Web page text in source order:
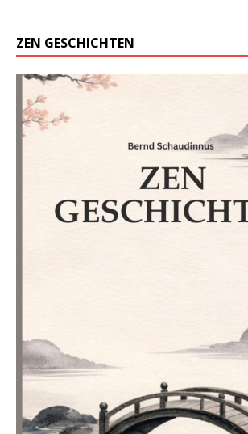
ZEN GESCHICHTEN